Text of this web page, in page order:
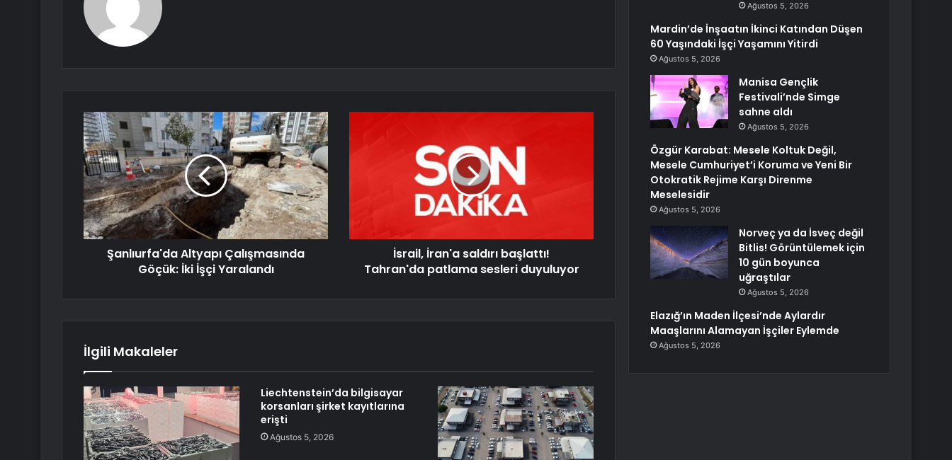
Şanlıurfa'da Altyapı Çalışmasında
Göçük: İki İşçi Yaralandı
İsrail, İran'a saldırı başlattı!
Tahran'da patlama sesleri duyuluyor
İlgili Makaleler
Liechtenstein’da bilgisayar
korsanları şirket kayıtlarına
erişti
Ağustos 5, 2026
Ağustos 5, 2026
Mardin’de İnşaatın İkinci Katından Düşen
60 Yaşındaki İşçi Yaşamını Yitirdi
Ağustos 5, 2026
Manisa Gençlik
Festivali’nde Simge
sahne aldı
Ağustos 5, 2026
Özgür Karabat: Mesele Koltuk Değil,
Mesele Cumhuriyet’i Koruma ve Yeni Bir
Otokratik Rejime Karşı Direnme
Meselesidir
Ağustos 5, 2026
Norveç ya da İsveç değil
Bitlis! Görüntülemek için
10 gün boyunca
uğraştılar
Ağustos 5, 2026
Elazığ’ın Maden İlçesi’nde Aylardır
Maaşlarını Alamayan İşçiler Eylemde
Ağustos 5, 2026